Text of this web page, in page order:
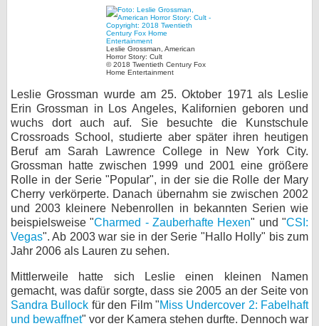
Leslie Grossman, American
Horror Story: Cult
© 2018 Twentieth Century Fox
Home Entertainment
Leslie Grossman wurde am 25. Oktober 1971 als Leslie
Erin Grossman in Los Angeles, Kalifornien geboren und
wuchs dort auch auf. Sie besuchte die Kunstschule
Crossroads School, studierte aber später ihren heutigen
Beruf am Sarah Lawrence College in New York City.
Grossman hatte zwischen 1999 und 2001 eine größere
Rolle in der Serie "Popular", in der sie die Rolle der Mary
Cherry verkörperte. Danach übernahm sie zwischen 2002
und 2003 kleinere Nebenrollen in bekannten Serien wie
beispielsweise "Charmed - Zauberhafte Hexen" und "CSI:
Vegas". Ab 2003 war sie in der Serie "Hallo Holly" bis zum
Jahr 2006 als Lauren zu sehen.
Mittlerweile hatte sich Leslie einen kleinen Namen
gemacht, was dafür sorgte, dass sie 2005 an der Seite von
Sandra Bullock für den Film "Miss Undercover 2: Fabelhaft
und bewaffnet" vor der Kamera stehen durfte. Dennoch war
KULTUR
Specials
SERVICE
Forum
bei X
bei Facebook
Kontakt
Nutzungsbedingungen
Datenschutz
Cookie-Einstellungen